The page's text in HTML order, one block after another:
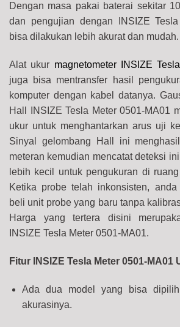
Dengan masa pakai baterai sekitar
dan pengujian dengan INSIZE
bisa dilakukan lebih akurat dan mudah.
Alat ukur magnetometer INSIZE
juga bisa mentransfer hasil
komputer dengan kabel datanya.
Hall INSIZE Tesla Meter 0501-MA01
ukur untuk menghantarkan arus uji
Sinyal gelombang Hall ini
meteran kemudian mencatat deteksi
lebih kecil untuk pengukuran di
Ketika probe telah inkonsisten,
beli unit probe yang baru tanpa
Harga yang tertera disini
INSIZE Tesla Meter 0501-MA01.
Fitur INSIZE Tesla Meter 0501-MA01
Ada dua model yang bisa
akurasinya.